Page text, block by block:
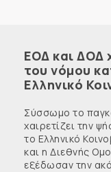
ΕΟΔ και ΔΟΔ
του νόμου
Ελληνικό
Σύσσωμο το
χαιρετίζει την
το Ελληνικό
και η Διεθνής
εξέδωσαν την